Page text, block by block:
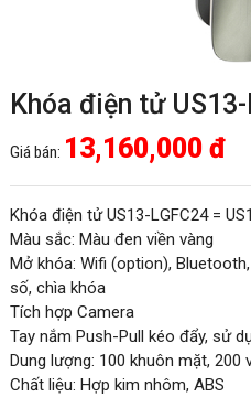
Khóa điện tử
Giá bán: 13,160,000 đ
Khóa điện tử US13-LGFC24 =
Màu sắc: Màu đen viền vàng
Mở khóa: Wifi (option),
số, chìa khóa
Tích hợp Camera
Tay nắm Push-Pull kéo đẩy, sử
Dung lượng: 100 khuôn mặt, 200
Chất liệu: Hợp kim nhôm, ABS